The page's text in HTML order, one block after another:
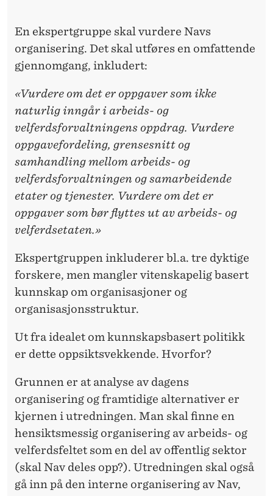
En ekspertgruppe skal vurdere Navs
organisering. Det skal utføres en omfattende
gjennomgang, inkludert:
«Vurdere om det er oppgaver som ikke
naturlig inngår i arbeids- og
velferdsforvaltningens oppdrag. Vurdere
oppgavefordeling, grensesnitt og
samhandling mellom arbeids- og
velferdsforvaltningen og samarbeidende
etater og tjenester. Vurdere om det er
oppgaver som bør flyttes ut av arbeids- og
velferdsetaten.»
Ekspertgruppen inkluderer bl.a. tre dyktige
forskere, men mangler vitenskapelig basert
kunnskap om organisasjoner og
organisasjonsstruktur.
Ut fra idealet om kunnskapsbasert politikk
er dette oppsiktsvekkende. Hvorfor?
Grunnen er at analyse av dagens
organisering og framtidige alternativer er
kjernen i utredningen. Man skal finne en
hensiktsmessig organisering av arbeids- og
velferdsfeltet som en del av offentlig sektor
(skal Nav deles opp?). Utredningen skal også
gå inn på den interne organisering av Nav,